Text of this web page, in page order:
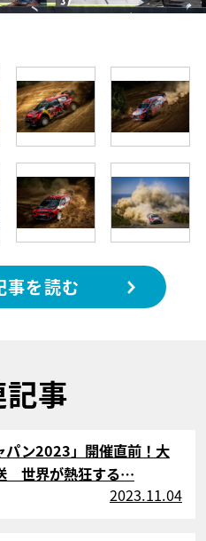
事を読む
事
パン2023」開催直前！大
世界が熱狂する…
2023.11.04